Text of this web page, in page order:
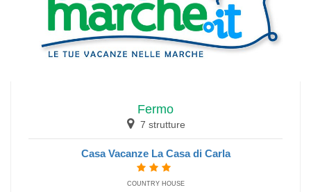
Gabicce Mare
14 strutture
Hotel Gabicce
HOTEL